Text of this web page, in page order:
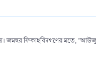
ফিকাহবিদগণের মতে,